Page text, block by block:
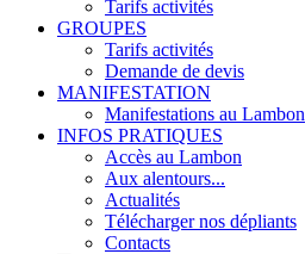
Tarifs activités
GROUPES
Tarifs activités
Demande de devis
MANIFESTATION
Manifestations au Lambon
INFOS PRATIQUES
Accès au Lambon
Aux alentours...
Actualités
Télécharger nos dépliants
Contacts